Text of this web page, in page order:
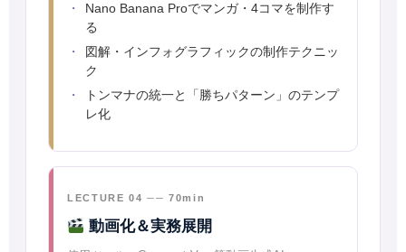
Nano Banana Proでマンガ・4コマを制作す
る
図解・インフォグラフィックの制作テクニッ
ク
トンマナの統一と「勝ちパターン」のテンプ
レ化
LECTURE 04 ── 70min
動画化＆実務展開